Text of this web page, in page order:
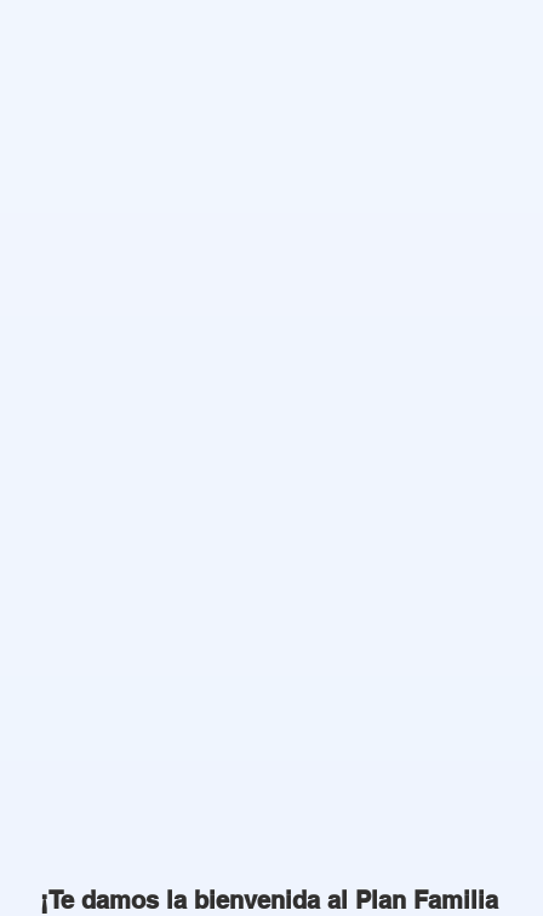
¡Te damos la bienvenida al Plan Familia